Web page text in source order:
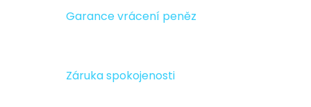
Garance vrácení peněz
Záruka spokojenosti